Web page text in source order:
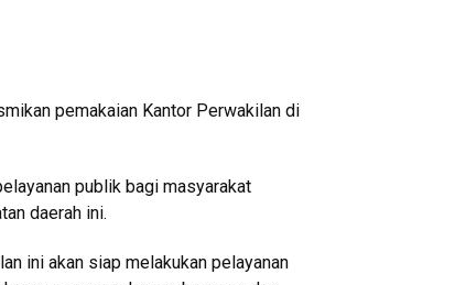
pemakaian Kantor Perwakilan di
publik bagi masyarakat
daerah ini.
ini akan siap melakukan pelayanan